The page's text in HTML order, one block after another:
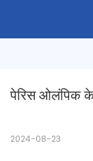
पेरिस ओलंपिक के
2024-08-23